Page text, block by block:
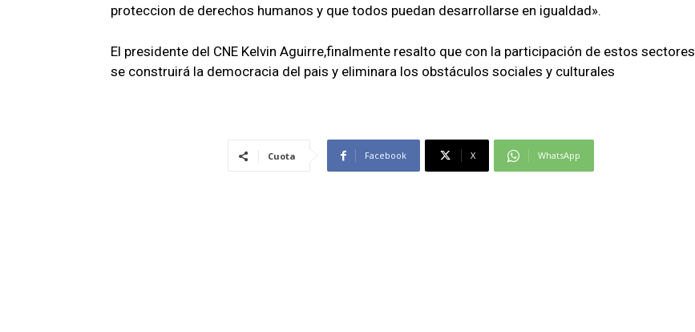
proteccion de derechos humanos y que todos puedan desarrollarse en igualdad».
El presidente del CNE Kelvin Aguirre,finalmente resalto que con la participación de estos sectores
se construirá la democracia del pais y eliminara los obstáculos sociales y culturales
Cuota Facebook X WhatsApp